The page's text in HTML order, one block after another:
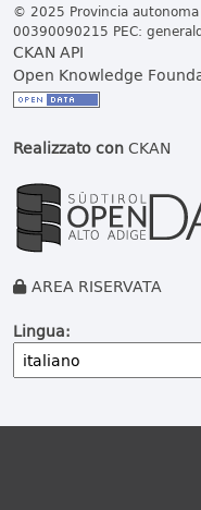
© 2025 Provincia autonoma
00390090215 PEC:
CKAN API
Open Knowledge
Realizzato conCKAN
AREA RISERVATA
Lingua